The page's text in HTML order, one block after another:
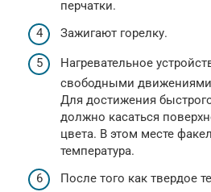
перчатки.
Зажигают горелку.
Нагревательное
свободными движениями
Для достижения
должно касаться
цвета. В этом месте
температура.
После того как твердое